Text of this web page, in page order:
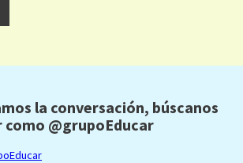
la conversación, búscanos
@grupoEducar